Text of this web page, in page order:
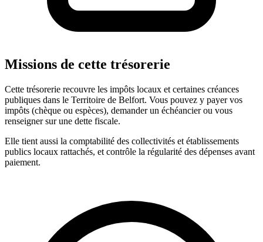
Missions de cette trésorerie
Cette trésorerie recouvre les impôts locaux et certaines créances
publiques dans le Territoire de Belfort. Vous pouvez y payer vos
impôts (chèque ou espèces), demander un échéancier ou vous
renseigner sur une dette fiscale.
Elle tient aussi la comptabilité des collectivités et établissements
publics locaux rattachés, et contrôle la régularité des dépenses avant
paiement.